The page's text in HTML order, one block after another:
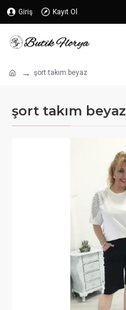
Giriş Kayıt Ol
şort takım beyaz
şort takım beyaz